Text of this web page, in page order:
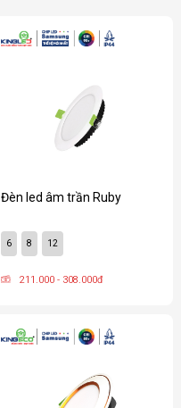
Đèn led âm trần Ruby
6 8 12
211.000 - 308.000đ